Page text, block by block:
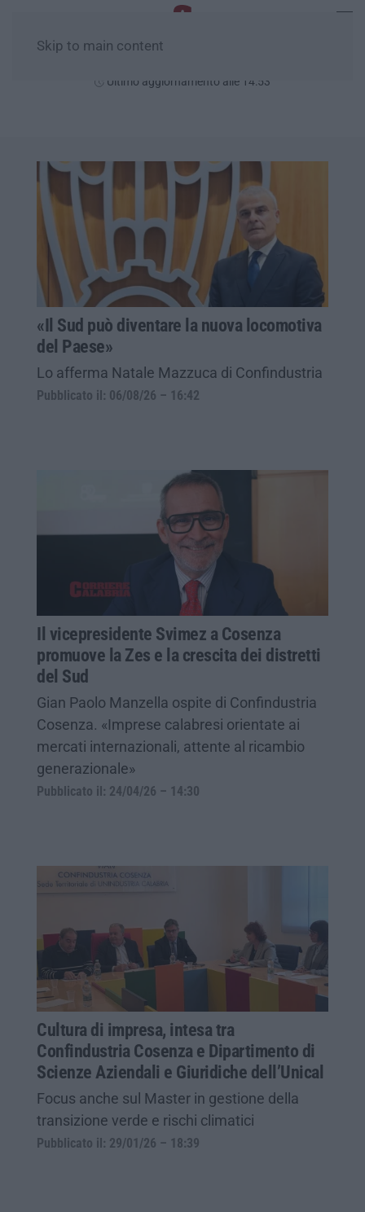
Skip to main content
Ultimo aggiornamento alle 14:53
«Il Sud può diventare la nuova locomotiva
del Paese»
Lo afferma Natale Mazzuca di Confindustria
Pubblicato il: 06/08/26 – 16:42
Il vicepresidente Svimez a Cosenza
promuove la Zes e la crescita dei distretti
del Sud
Gian Paolo Manzella ospite di Confindustria
Cosenza. «Imprese calabresi orientate ai
mercati internazionali, attente al ricambio
generazionale»
Pubblicato il: 24/04/26 – 14:30
Cultura di impresa, intesa tra
Confindustria Cosenza e Dipartimento di
Scienze Aziendali e Giuridiche dell’Unical
Focus anche sul Master in gestione della
transizione verde e rischi climatici
Pubblicato il: 29/01/26 – 18:39